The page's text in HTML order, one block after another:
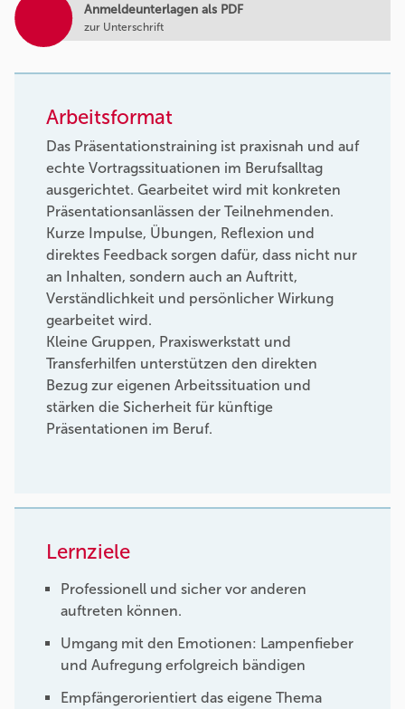
Arbeitsformat
Das Präsentationstraining ist praxisnah und auf
echte Vortragssituationen im Berufsalltag
ausgerichtet. Gearbeitet wird mit konkreten
Präsentationsanlässen der Teilnehmenden.
Kurze Impulse, Übungen, Reflexion und
direktes Feedback sorgen dafür, dass nicht nur
an Inhalten, sondern auch an Auftritt,
Verständlichkeit und persönlicher Wirkung
gearbeitet wird.
Kleine Gruppen, Praxiswerkstatt und
Transferhilfen unterstützen den direkten
Bezug zur eigenen Arbeitssituation und
stärken die Sicherheit für künftige
Präsentationen im Beruf.
Lernziele
Professionell und sicher vor anderen
auftreten können.
Umgang mit den Emotionen: Lampenfieber
und Aufregung erfolgreich bändigen
Empfängerorientiert das eigene Thema
Anmeldeunterlagen als PDF
zur Unterschrift